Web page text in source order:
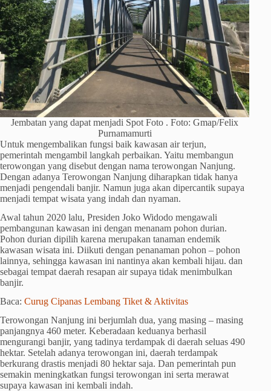
Jembatan yang dapat menjadi Spot Foto . Foto: Gmap/Felix
Purnamamurti
Untuk mengembalikan fungsi baik kawasan air terjun,
pemerintah mengambil langkah perbaikan. Yaitu membangun
terowongan yang disebut dengan nama terowongan Nanjung.
Dengan adanya Terowongan Nanjung diharapkan tidak hanya
menjadi pengendali banjir. Namun juga akan dipercantik supaya
menjadi tempat wisata yang indah dan nyaman.
Awal tahun 2020 lalu, Presiden Joko Widodo mengawali
pembangunan kawasan ini dengan menanam pohon durian.
Pohon durian dipilih karena merupakan tanaman endemik
kawasan wisata ini. Diikuti dengan penanaman pohon – pohon
lainnya, sehingga kawasan ini nantinya akan kembali hijau. dan
sebagai tempat daerah resapan air supaya tidak menimbulkan
banjir.
Baca: Curug Cipanas Lembang Tiket & Aktivitas
Terowongan Nanjung ini berjumlah dua, yang masing – masing
panjangnya 460 meter. Keberadaan keduanya berhasil
mengurangi banjir, yang tadinya terdampak di daerah seluas 490
hektar. Setelah adanya terowongan ini, daerah terdampak
berkurang drastis menjadi 80 hektar saja. Dan pemerintah pun
semakin meningkatkan fungsi terowongan ini serta merawat
supaya kawasan ini kembali indah.